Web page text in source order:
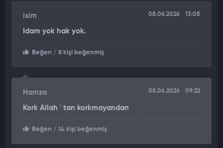
rağmen kurtarılamayarak hayatını kaybetti. Yapılan ilk
incelemede Elif K.'nın vücudunda 8 bıçak darbesi tespit edildi.
Gözaltına alınan Erdal K. emniyete götürüldü. Erdal K.'nın bir
süredir işsiz olduğu öğrenildi.
isim 08.06.2026 13:05
Idam yok hak yok.
Beğen / 8 kişi beğenmiş
Hamza 08.06.2026 09:22
Kork Allah ' tan korkmayandan
Beğen / 14 kişi beğenmiş